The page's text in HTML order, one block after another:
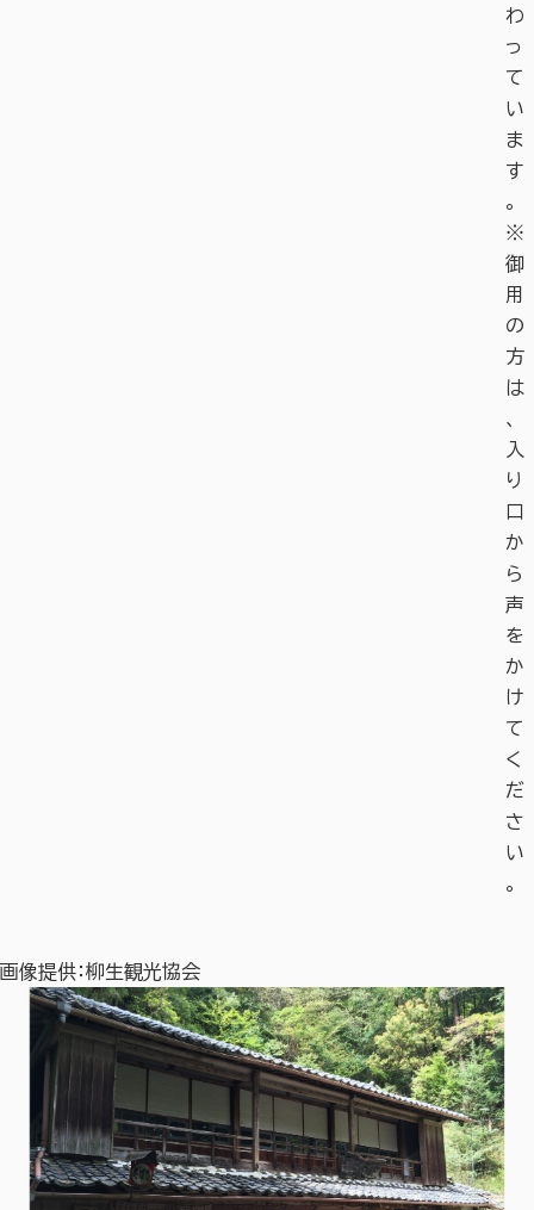
画像提供：柳生観光協会
わ
っ
て
い
ま
す
。
※
御
用
の
方
は
、
入
り
口
か
ら
声
を
か
け
て
く
だ
さ
い
。